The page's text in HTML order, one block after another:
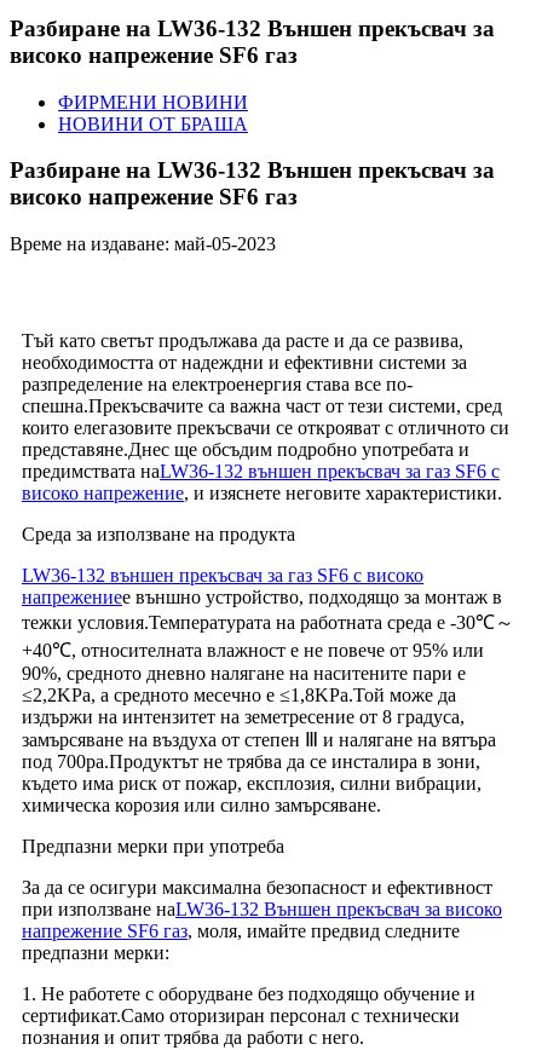
Разбиране на LW36-132 Външен прекъсвач за
високо напрежение SF6 газ
ФИРМЕНИ НОВИНИ
НОВИНИ ОТ БРАША
Разбиране на LW36-132 Външен прекъсвач за
високо напрежение SF6 газ
Време на издаване: май-05-2023
Тъй като светът продължава да расте и да се развива,
необходимостта от надеждни и ефективни системи за
разпределение на електроенергия става все по-
спешна.Прекъсвачите са важна част от тези системи, сред
които елегазовите прекъсвачи се открояват с отличното си
представяне.Днес ще обсъдим подробно употребата и
предимствата наLW36-132 външен прекъсвач за газ SF6 с
високо напрежение, и изяснете неговите характеристики.
Среда за използване на продукта
LW36-132 външен прекъсвач за газ SF6 с високо
напрежениее външно устройство, подходящо за монтаж в
тежки условия.Температурата на работната среда е -30℃～
+40℃, относителната влажност е не повече от 95% или
90%, средното дневно налягане на наситените пари е
≤2,2KPa, а средното месечно е ≤1,8KPa.Той може да
издържи на интензитет на земетресение от 8 градуса,
замърсяване на въздуха от степен Ⅲ и налягане на вятъра
под 700pa.Продуктът не трябва да се инсталира в зони,
където има риск от пожар, експлозия, силни вибрации,
химическа корозия или силно замърсяване.
Предпазни мерки при употреба
За да се осигури максимална безопасност и ефективност
при използване наLW36-132 Външен прекъсвач за високо
напрежение SF6 газ, моля, имайте предвид следните
предпазни мерки:
1. Не работете с оборудване без подходящо обучение и
сертификат.Само оторизиран персонал с технически
познания и опит трябва да работи с него.